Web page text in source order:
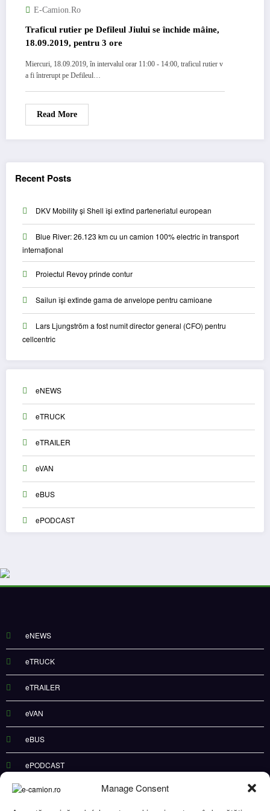
Manage Consent
E-Camion.ro
Traficul rutier pe Defileul Jiului se închide mâine,
18.09.2019, pentru 3 ore
Miercuri, 18.09.2019, în intervalul orar 11:00 - 14:00, traficul rutier v
a fi întrerupt pe Defileul…
Read More
Recent Posts
DKV Mobility și Shell își extind parteneriatul european
Blue River: 26.123 km cu un camion 100% electric în transport
internațional
Proiectul Revoy prinde contur
Sailun își extinde gama de anvelope pentru camioane
Lars Ljungström a fost numit director general (CFO) pentru
cellcentric
eNEWS
eTRUCK
eTRAILER
eVAN
eBUS
ePODCAST
eNEWS
eTRUCK
eTRAILER
eVAN
eBUS
ePODCAST